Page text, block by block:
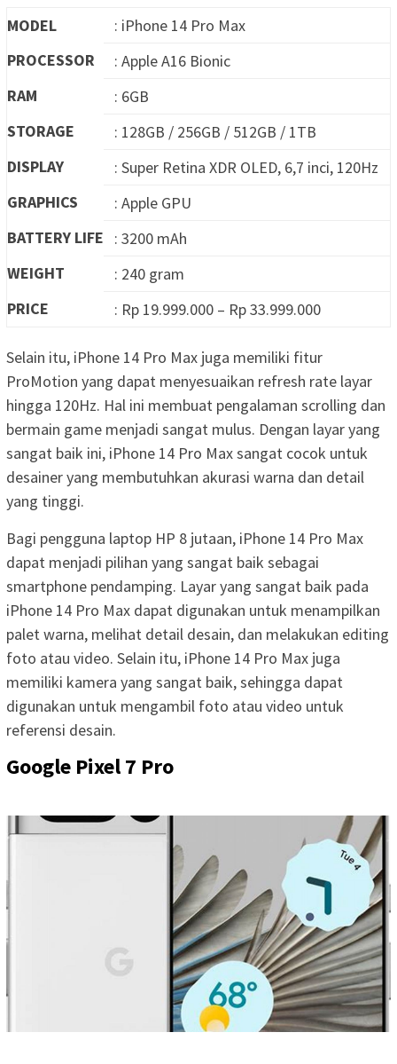
MODEL
: iPhone 14 Pro Max
PROCESSOR
: Apple A16 Bionic
RAM
: 6GB
STORAGE
: 128GB / 256GB / 512GB / 1TB
DISPLAY
: Super Retina XDR OLED, 6,7 inci, 120Hz
GRAPHICS
: Apple GPU
BATTERY LIFE
: 3200 mAh
WEIGHT
: 240 gram
PRICE
: Rp 19.999.000 – Rp 33.999.000
Selain itu, iPhone 14 Pro Max juga memiliki fitur
ProMotion yang dapat menyesuaikan refresh rate layar
hingga 120Hz. Hal ini membuat pengalaman scrolling dan
bermain game menjadi sangat mulus. Dengan layar yang
sangat baik ini, iPhone 14 Pro Max sangat cocok untuk
desainer yang membutuhkan akurasi warna dan detail
yang tinggi.
Bagi pengguna laptop HP 8 jutaan, iPhone 14 Pro Max
dapat menjadi pilihan yang sangat baik sebagai
smartphone pendamping. Layar yang sangat baik pada
iPhone 14 Pro Max dapat digunakan untuk menampilkan
palet warna, melihat detail desain, dan melakukan editing
foto atau video. Selain itu, iPhone 14 Pro Max juga
memiliki kamera yang sangat baik, sehingga dapat
digunakan untuk mengambil foto atau video untuk
referensi desain.
Google Pixel 7 Pro